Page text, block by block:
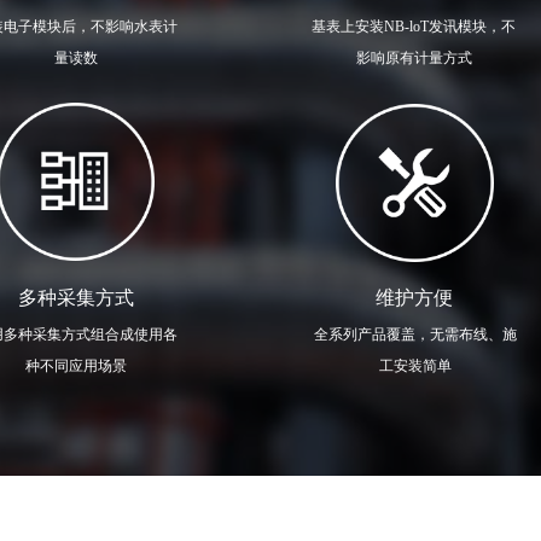
电子模块后，不影响水表计
量读数
基表上安装NB-loT发讯模块，不
影响原有计量方式
多种采集方式
多种采集方式组合成使用各
种不同应用场景
维护方便
全系列产品覆盖，无需布线、施
工安装简单